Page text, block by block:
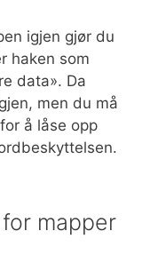
igjen gjør du
haken som
data». Da
men du må
å låse opp
mapper